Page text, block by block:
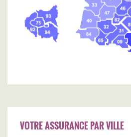
VOTRE ASSURANCE PAR VILLE